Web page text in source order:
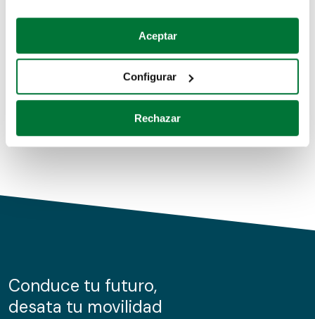
Si lo permite, también quisiéramos:
Recopilar información sobre su ubicación geográfica
Identificar su dispositivo analizándolo activamente
para buscar características específicas (huellas
Obtenga más información sobre cómo se procesan sus
de cookies.
información sobre el uso que haga del sitio web con
nuestros partners de redes sociales, publicidad y análisis
Aceptar
Configurar
Rechazar
Coches de segunda mano
Coches de km0
Conduce tu futuro,
desata tu movilidad